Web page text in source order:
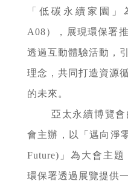
「低碳永續家園
A08），展現環保署
透過互動體驗活動，
理念，共同打造資源
的未來。
亞太永續博覽
會主辦，以「邁向淨
Future)」為大會主題
環保署透過展覽提供